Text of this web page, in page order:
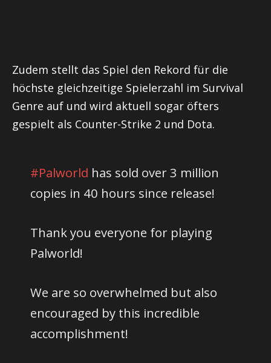
Zudem stellt das Spiel den Rekord für die
höchste gleichzeitige Spielerzahl im Survival
Genre auf und wird aktuell sogar öfters
gespielt als Counter-Strike 2 und Dota.
#Palworld has sold over 3 million
copies in 40 hours since release!
Thank you everyone for playing
Palworld!
We are so overwhelmed but also
encouraged by this incredible
accomplishment!